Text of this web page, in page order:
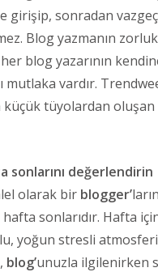
girişip, sonradan
Blog yazmanın
blog yazarının
mutlaka vardır.
küçük tüyolardan
sonlarını değerlendirin
olarak bir blogger’
sonlarıdır. Hafta
yoğun stresli
blog’unuzla ilgilenirken